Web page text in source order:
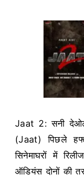
Jaat 2: सनी
(Jaat) पिछले
सिनेमाघरों में
ऑडियंस दोनों की